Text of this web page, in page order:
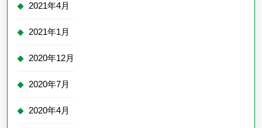
2021年4月
2021年1月
2020年12月
2020年7月
2020年4月